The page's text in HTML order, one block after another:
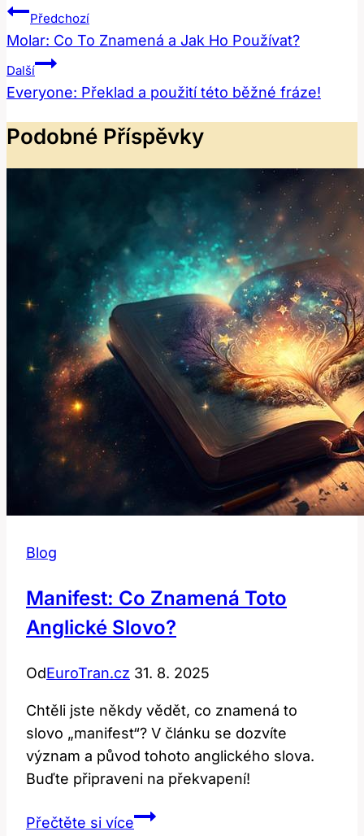
Navigace
Pro
Příspěvek
Předchozí
Molar: Co To Znamená a Jak Ho Používat?
Další
Everyone: Překlad a použití této běžné fráze!
Podobné Příspěvky
Blog
Manifest: Co Znamená Toto
Anglické Slovo?
OdEuroTran.cz 31. 8. 2025
Chtěli jste někdy vědět, co znamená to
slovo „manifest“? V článku se dozvíte
význam a původ tohoto anglického slova.
Buďte připraveni na překvapení!
Přečtěte si víceManifest: